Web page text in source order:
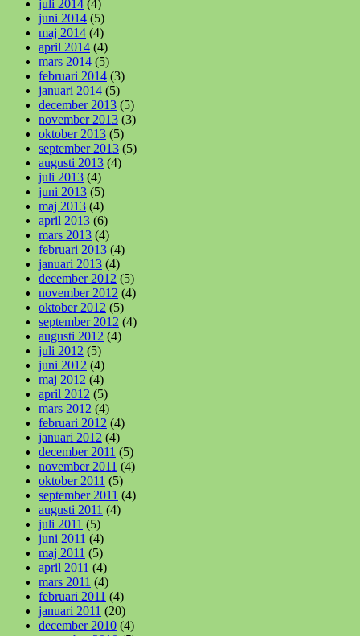
juli 2014 (4)
juni 2014 (5)
maj 2014 (4)
april 2014 (4)
mars 2014 (5)
februari 2014 (3)
januari 2014 (5)
december 2013 (5)
november 2013 (3)
oktober 2013 (5)
september 2013 (5)
augusti 2013 (4)
juli 2013 (4)
juni 2013 (5)
maj 2013 (4)
april 2013 (6)
mars 2013 (4)
februari 2013 (4)
januari 2013 (4)
december 2012 (5)
november 2012 (4)
oktober 2012 (5)
september 2012 (4)
augusti 2012 (4)
juli 2012 (5)
juni 2012 (4)
maj 2012 (4)
april 2012 (5)
mars 2012 (4)
februari 2012 (4)
januari 2012 (4)
december 2011 (5)
november 2011 (4)
oktober 2011 (5)
september 2011 (4)
augusti 2011 (4)
juli 2011 (5)
juni 2011 (4)
maj 2011 (5)
april 2011 (4)
mars 2011 (4)
februari 2011 (4)
januari 2011 (20)
december 2010 (4)